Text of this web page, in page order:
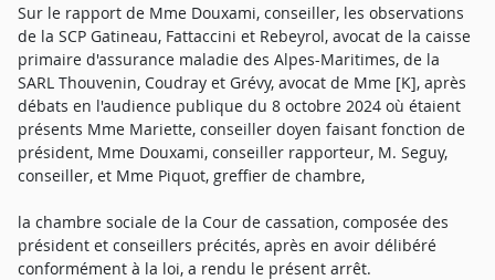
Sur le rapport de Mme Douxami, conseiller, les observations
de la SCP Gatineau, Fattaccini et Rebeyrol, avocat de la caisse
primaire d'assurance maladie des Alpes-Maritimes, de la
SARL Thouvenin, Coudray et Grévy, avocat de Mme [K], après
débats en l'audience publique du 8 octobre 2024 où étaient
présents Mme Mariette, conseiller doyen faisant fonction de
président, Mme Douxami, conseiller rapporteur, M. Seguy,
conseiller, et Mme Piquot, greffier de chambre,
la chambre sociale de la Cour de cassation, composée des
président et conseillers précités, après en avoir délibéré
conformément à la loi, a rendu le présent arrêt.